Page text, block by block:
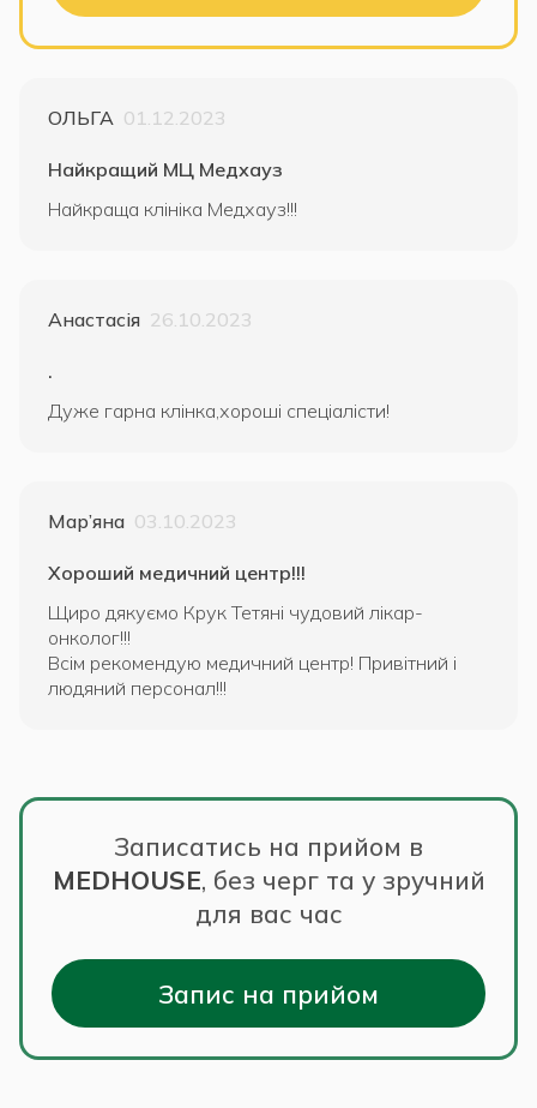
ОЛЬГА 01.12.2023
Найкращий МЦ Медхауз
Найкраща клініка Медхауз!!!
Анастасія 26.10.2023
.
Дуже гарна клінка,хороші спеціалісти!
Мар’яна 03.10.2023
Хороший медичний центр!!!
Щиро дякуємо Крук Тетяні чудовий лікар-
онколог!!!
Всім рекомендую медичний центр! Привітний і
людяний персонал!!!
Записатись на прийом в
MEDHOUSE, без черг та у зручний
для вас час
Запис на прийом